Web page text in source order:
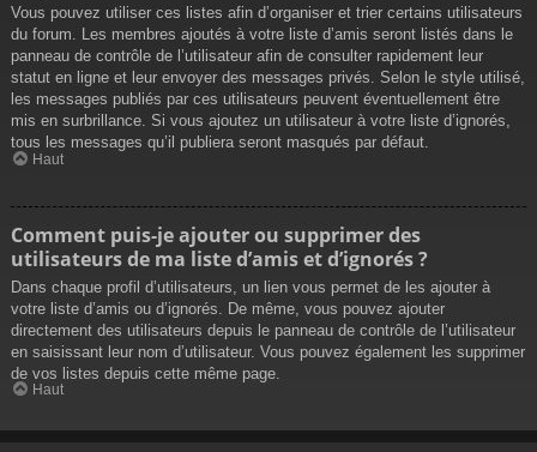
Vous pouvez utiliser ces listes afin d’organiser et trier certains utilisateurs
du forum. Les membres ajoutés à votre liste d’amis seront listés dans le
panneau de contrôle de l’utilisateur afin de consulter rapidement leur
statut en ligne et leur envoyer des messages privés. Selon le style utilisé,
les messages publiés par ces utilisateurs peuvent éventuellement être
mis en surbrillance. Si vous ajoutez un utilisateur à votre liste d’ignorés,
tous les messages qu’il publiera seront masqués par défaut.
Haut
Comment puis-je ajouter ou supprimer des
utilisateurs de ma liste d’amis et d’ignorés ?
Dans chaque profil d’utilisateurs, un lien vous permet de les ajouter à
votre liste d’amis ou d’ignorés. De même, vous pouvez ajouter
directement des utilisateurs depuis le panneau de contrôle de l’utilisateur
en saisissant leur nom d’utilisateur. Vous pouvez également les supprimer
de vos listes depuis cette même page.
Haut